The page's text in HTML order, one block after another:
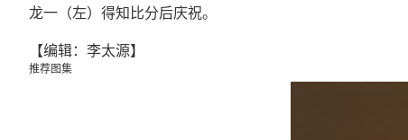
龙一（左）得知比分后庆祝。
【编辑：李太源】
推荐图集